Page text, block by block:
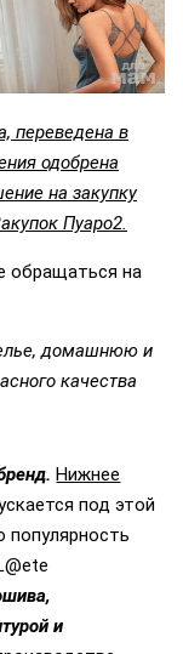
переведена в
одобрена
на закупку
Пуаро2.
обращаться на
домашнюю и
качества
Нижнее
под этой
популярность
и